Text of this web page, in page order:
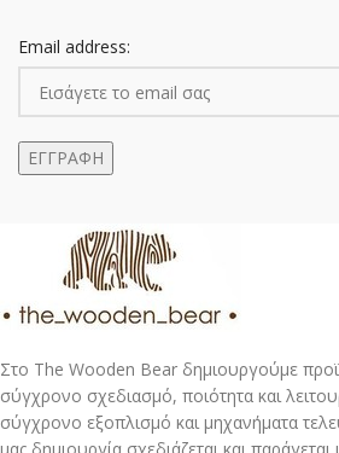
Email address:
Στο The Wooden Bear δημιουργούμε
σύγχρονο σχεδιασμό, ποιότητα και
σύγχρονο εξοπλισμό και μηχανήματα